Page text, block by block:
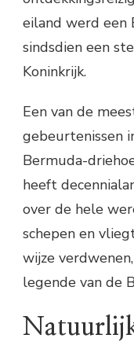
eiland werd een
sindsdien een
Koninkrijk.
Een van de
gebeurtenissen
Bermuda-
heeft
over de hele
schepen en
wijze
legende van de